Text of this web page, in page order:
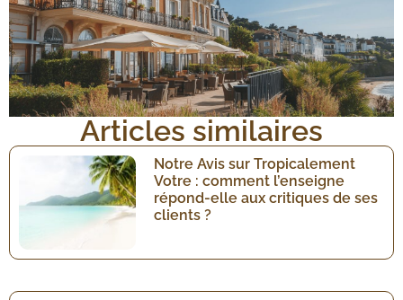
Articles similaires
Notre Avis sur Tropicalement
Votre : comment l’enseigne
répond-elle aux critiques de ses
clients ?